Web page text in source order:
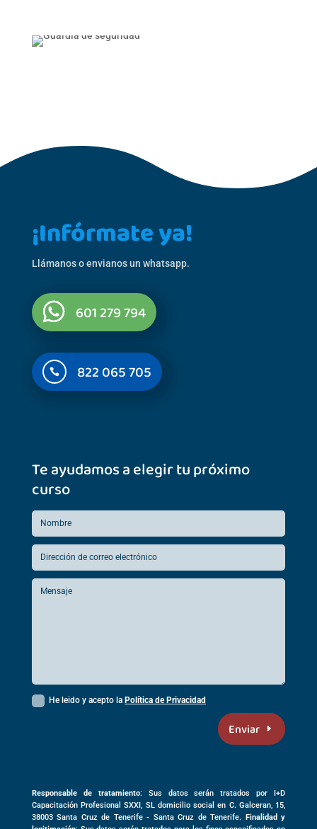
¡Infórmate ya!
Llámanos o envianos un whatsapp.
601 279 794
 822 065 705
Te ayudamos a elegir tu próximo
curso
He leido y acepto laPolítica de Privacidad
Enviar
Responsable de tratamiento: Sus datos serán tratados por I+D
Capacitación Profesional SXXI, SL domicilio social en C. Galceran, 15,
38003Santa Cruz de Tenerife - Santa Cruz de Tenerife. Finalidad y